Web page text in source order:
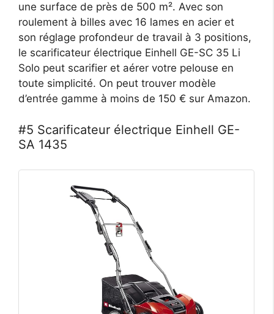
une surface de près de 500 m². Avec son
roulement à billes avec 16 lames en acier et
son réglage profondeur de travail à 3 positions,
le scarificateur électrique Einhell GE-SC 35 Li
Solo peut scarifier et aérer votre pelouse en
toute simplicité. On peut trouver modèle
d’entrée gamme à moins de 150 € sur Amazon.
#5 Scarificateur électrique Einhell GE-
SA 1435